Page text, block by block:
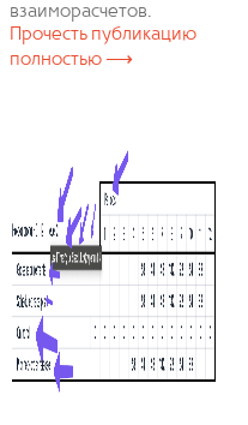
взаиморасчетов.
Прочесть публикацию
полностью ⟶